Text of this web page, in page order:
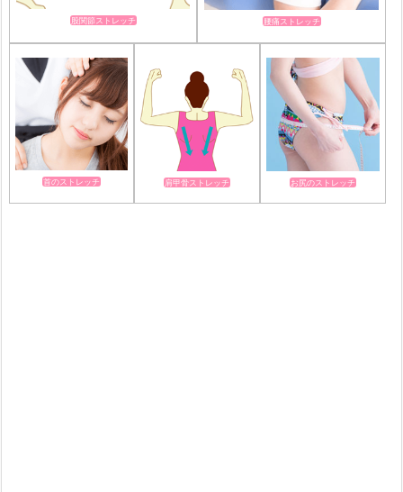
股関節ストレッチ 腰痛ストレッチ
首のストレッチ 肩甲骨ストレッチ お尻のストレッチ